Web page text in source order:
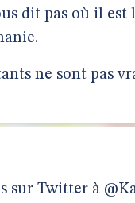
dit pas où il est
ne sont pas